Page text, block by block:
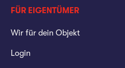
FÜR EIGENTÜMER
Wir für dein Objekt
Login